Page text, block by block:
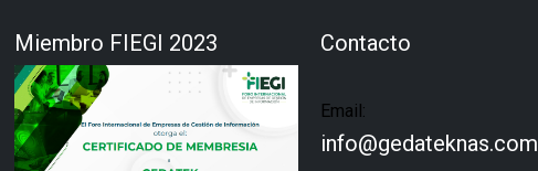
Miembro FIEGI 2023 Contacto
Email:
info@gedateknas.com